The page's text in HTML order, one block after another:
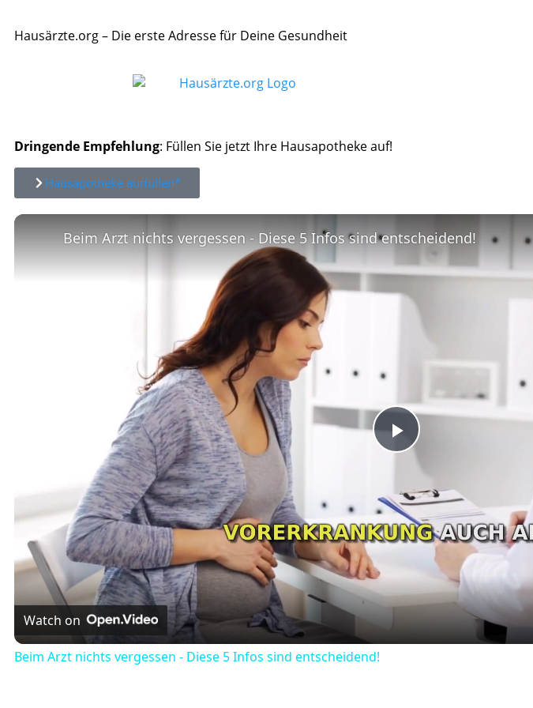
Hausärzte.org – Die erste Adresse für Deine Gesundheit
Dringende Empfehlung: Füllen Sie jetzt Ihre Hausapotheke auf!
Hausapotheke auffüllen*
Play
Video
Beim Arzt nichts vergessen - Diese 5 Infos sind entscheidend!
Watch on
Beim Arzt nichts vergessen - Diese 5 Infos sind entscheidend!